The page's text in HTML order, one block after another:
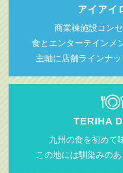
アイアイ
商業棟施設コン
食とエンターテインメ
主軸に店舗ラインナッ
TERIHA
九州の食を初めて
この地には馴染みの